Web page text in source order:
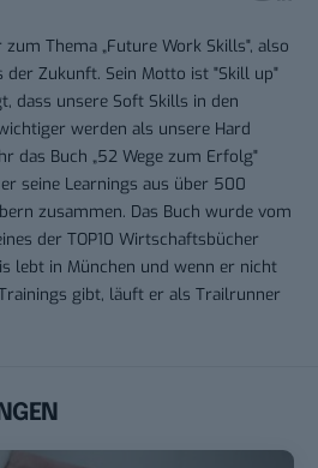
Thema „Future Work Skills", also
Zukunft. Sein Motto ist "Skill up"
dass unsere Soft Skills in den
werden als unsere Hard
das Buch „52 Wege zum Erfolg"
seine Learnings aus über 500
zusammen. Das Buch wurde vom
der TOP10 Wirtschaftsbücher
lebt in München und wenn er nicht
gibt, läuft er als Trailrunner